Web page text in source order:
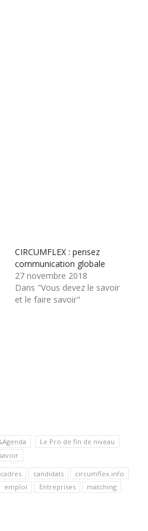
CIRCUMFLEX : pensez
communication globale
27 novembre 2018
Dans "Vous devez le savoir
et le faire savoir"
Le Pro de fin de niveau
cadres candidats
circumflex.info
emploi Entreprises
matching